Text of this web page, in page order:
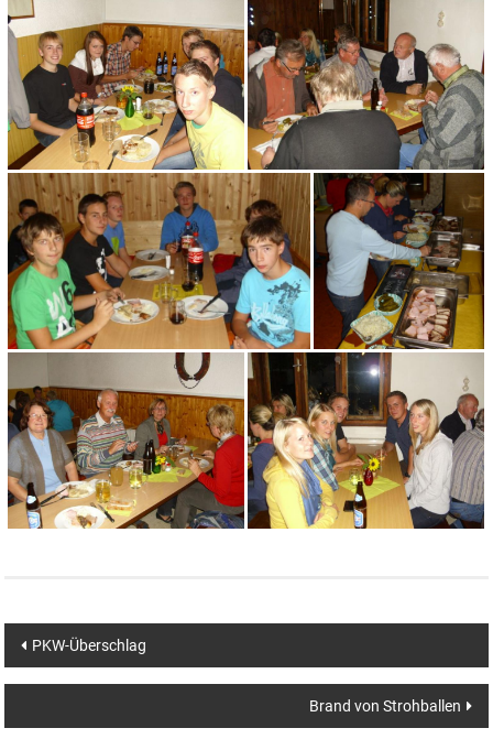
Beitragsnavigation
PKW-Überschlag
Brand von Strohballen